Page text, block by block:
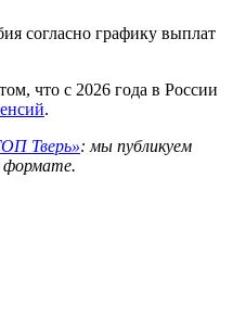
согласно графику выплат
что с 2026 года в России
.
Тверь»: мы публикуем
формате.